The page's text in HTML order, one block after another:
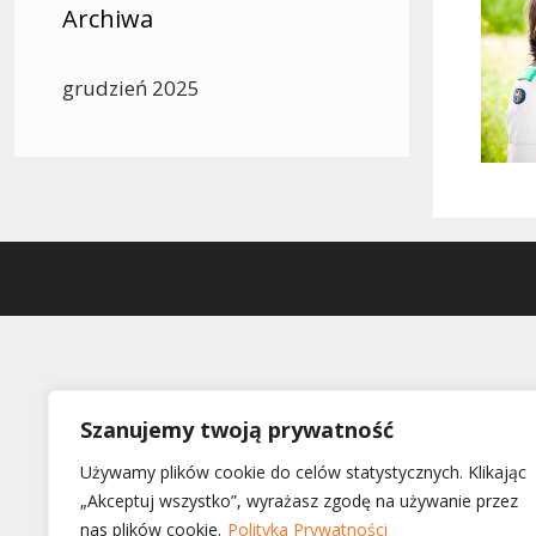
Szanujemy twoją prywatność
Używamy plików cookie do celów statystycznych. Klikając
„Akceptuj wszystko”, wyrażasz zgodę na używanie przez
nas plików cookie. Polityka Prywatności
Archiwa
grudzień 2025